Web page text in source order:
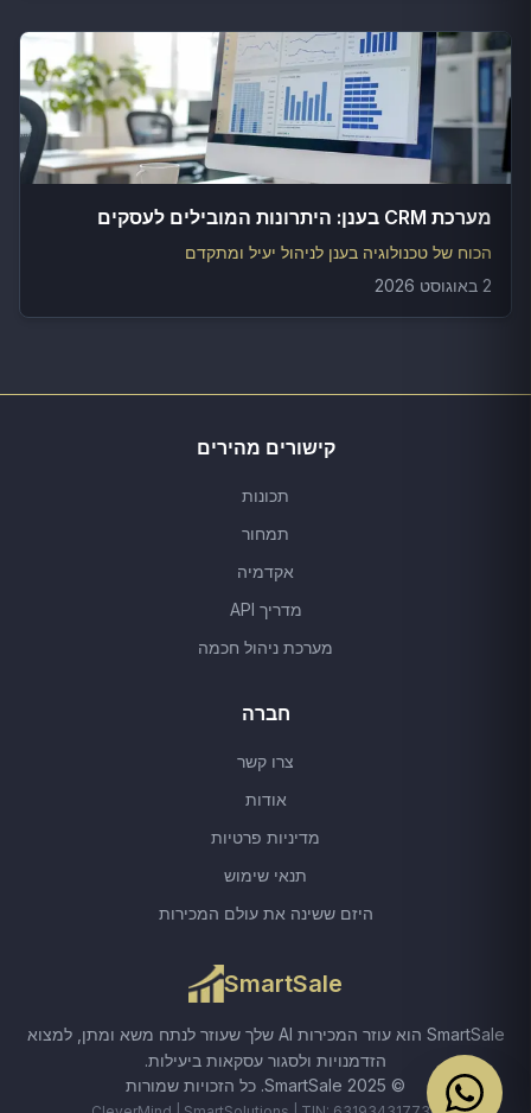
מערכת CRM בענן: היתרונות המובילים לעסקים
הכוח של טכנולוגיה בענן לניהול יעיל ומתקדם
2 באוגוסט 2026
SmartSale
SmartSale הוא עוזר המכירות AI שלך שעוזר לנתח משא ומתן, למצוא
הזדמנויות ולסגור עסקאות ביעילות.
© 2025 SmartSale.
כל הזכויות שמורות
קישורים מהירים
תכונות
תמחור
אקדמיה
מדריך API
מערכת ניהול חכמה
חברה
צרו קשר
אודות
מדיניות פרטיות
תנאי שימוש
היזם ששינה את עולם המכירות